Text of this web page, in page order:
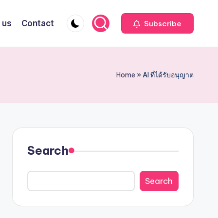
Contact Subscribe
Home »AI ที่ได้รับอนุญาต
Search
Search